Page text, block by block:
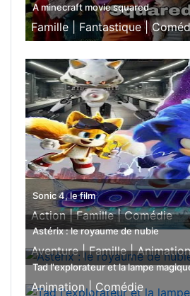
A minecraft movie squared
Famille | Fantastique |
Sonic 4, le film
Action |Famille |Comédie
Astérix : le royaume de nubie
Aventure |Famille |
Tad l'explorateur et la lampe
Animation | Comédie